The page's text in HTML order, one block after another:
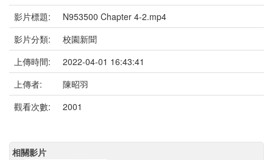
影片標題:
N953500 Chapter 4-2.mp4
影片分類:
校園新聞
上傳時間:
2022-04-01 16:43:41
上傳者:
陳昭羽
觀看次數:
2001
相關影片